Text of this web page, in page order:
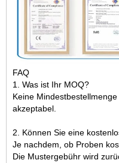
FAQ
1. Was ist Ihr MOQ?
Keine
akzeptabel.
2. Können Sie eine
Je nachdem, ob Proben
Die Mustergebühr wird